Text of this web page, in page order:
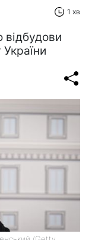
1 хв
відбудови